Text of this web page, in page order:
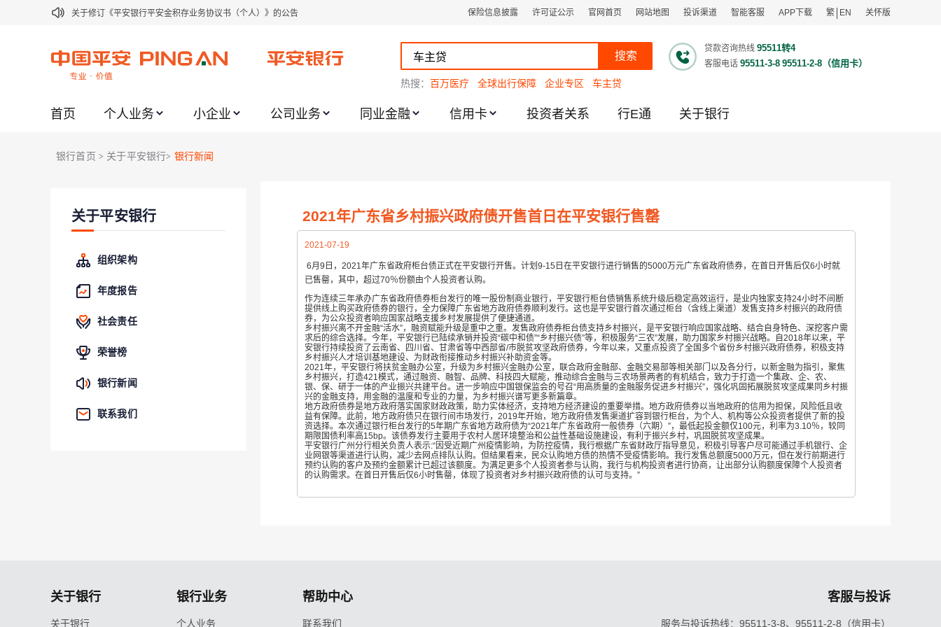
关于修订《平安银行平安金积存业务协议书（个人）》的公告
关于2021年劳动节期间代理贵金属业务风险提示的通知
关于加强代理贵金属业务风险防范的提示
关于进一步加强代理贵金属业务风险防范的提示
关于平安银行电子版信用卡更名为平安银行数字信用卡的公告
保险信息披露 许可证公示 官网首页 网站地图 投诉渠道 智能客服 APP下载 繁 EN 关怀版
搜索
贷款咨询热线 95511转4
客服电话 95511-3-8 95511-2-8（信用卡）
热搜： 百万医疗 全球出行保障 企业专区 车主贷
首页 个人业务 小企业 公司业务 同业金融 信用卡 投资者关系 行E通 关于银行
银行首页 > 关于平安银行> 银行新闻
关于平安银行
组织架构
年度报告
社会责任
荣誉榜
银行新闻
联系我们
2021年广东省乡村振兴政府债开售首日在平安银行售罄
2021-07-19
6月9日，2021年广东省政府柜台债正式在平安银行开售。计划9-15日在平安银行进行销售的5000万元广东省政府债券，在首日开售后仅6小时就
已售罄，其中，超过70％份额由个人投资者认购。
作为连续三年承办广东省政府债券柜台发行的唯一股份制商业银行，平安银行柜台债销售系统升级后稳定高效运行，是业内独家支持24小时不间断
提供线上购买政府债券的银行，全力保障广东省地方政府债券顺利发行。这也是平安银行首次通过柜台（含线上渠道）发售支持乡村振兴的政府债
券，为公众投资者响应国家战略支援乡村发展提供了便捷通道。
乡村振兴离不开金融“活水”，融资赋能升级是重中之重。发售政府债券柜台债支持乡村振兴，是平安银行响应国家战略、结合自身特色、深挖客户需
求后的综合选择。今年，平安银行已陆续承销并投资“碳中和债”“乡村振兴债”等，积极服务“三农”发展，助力国家乡村振兴战略。自2018年以来，平
安银行持续投资了云南省、四川省、甘肃省等中西部省/市脱贫攻坚政府债券，今年以来，又重点投资了全国多个省份乡村振兴政府债券，积极支持
乡村振兴人才培训基地建设、为财政衔接推动乡村振兴补助资金等。
2021年，平安银行将扶贫金融办公室，升级为乡村振兴金融办公室，联合政府金融部、金融交易部等相关部门以及各分行，以新金融为指引，聚焦
乡村振兴，打造421模式，通过融资、融智、品牌、科技四大赋能，推动综合金融与三农场景两者的有机结合，致力于打造一个集政、企、农、
银、保、研于一体的产业振兴共建平台。进一步响应中国银保监会的号召“用高质量的金融服务促进乡村振兴”，强化巩固拓展脱贫攻坚成果同乡村振
兴的金融支持，用金融的温度和专业的力量，为乡村振兴谱写更多新篇章。
地方政府债券是地方政府落实国家财政政策，助力实体经济，支持地方经济建设的重要举措。地方政府债券以当地政府的信用为担保，风险低且收
益有保障。此前，地方政府债只在银行间市场发行，2019年开始，地方政府债发售渠道扩容到银行柜台，为个人、机构等公众投资者提供了新的投
资选择。本次通过银行柜台发行的5年期广东省地方政府债为“2021年广东省政府一般债券（六期）”，最低起投金额仅100元，利率为3.10％，较同
期限国债利率高15bp。该债券发行主要用于农村人居环境整治和公益性基础设施建设，有利于振兴乡村，巩固脱贫攻坚成果。
平安银行广州分行相关负责人表示:“因受近期广州疫情影响，为防控疫情，我行根据广东省财政厅指导意见，积极引导客户尽可能通过手机银行、企
业网银等渠道进行认购，减少去网点排队认购。但结果看来，民众认购地方债的热情不受疫情影响。我行发售总额度5000万元，但在发行前期进行
预约认购的客户及预约金额累计已超过该额度。为满足更多个人投资者参与认购，我行与机构投资者进行协商，让出部分认购额度保障个人投资者
的认购需求。在首日开售后仅6小时售罄，体现了投资者对乡村振兴政府债的认可与支持。”
关于银行
关于银行
银行业务
个人业务
帮助中心
联系我们
客服与投诉
服务与投诉热线：95511-3-8、95511-2-8（信用卡）